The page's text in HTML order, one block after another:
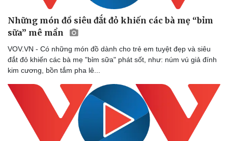
Những món đồ siêu đắt đỏ khiến các bà mẹ “bỉm
sữa” mê mẩn
VOV.VN - Có những món đồ dành cho trẻ em tuyệt đẹp và siêu
đắt đỏ khiến các bà mẹ "bỉm sữa" phát sốt, như: núm vú giả đính
kim cương, bồn tắm pha lê...